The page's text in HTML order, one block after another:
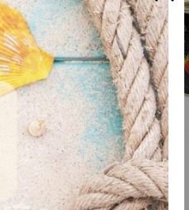
Relleno Cereza Roja
A Consultar